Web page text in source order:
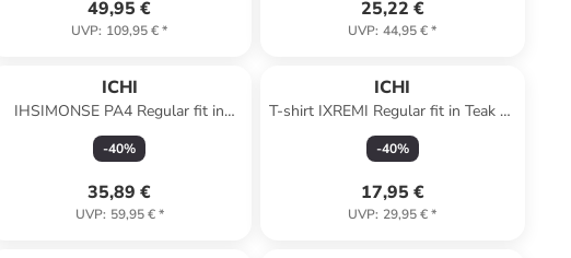
49,95 €
UVP: 109,95 €*
25,22 €
UVP: 44,95 €*
ICHI
IHSIMONSE PA4 Regular fit in
Kombu Green
-40%
35,89 €
UVP: 59,95 €*
ICHI
T-shirt IXREMI Regular fit in Teak w.
pinst.
-40%
17,95 €
UVP: 29,95 €*